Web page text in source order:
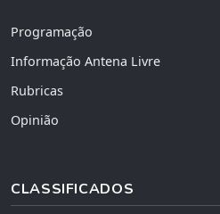
Programação
Informação Antena Livre
Rubricas
Opinião
CLASSIFICADOS